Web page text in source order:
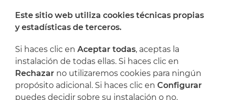
Dónde encontrarnos
Artijoc
Soporte
Este sitio web utiliza cookies técnicas propias
y estadísticas de terceros.
Si haces clic en Aceptar todas, aceptas la
instalación de todas ellas. Si haces clic en
Rechazar no utilizaremos cookies para ningún
propósito adicional. Si haces clic en Configurar
puedes decidir sobre su instalación o no.